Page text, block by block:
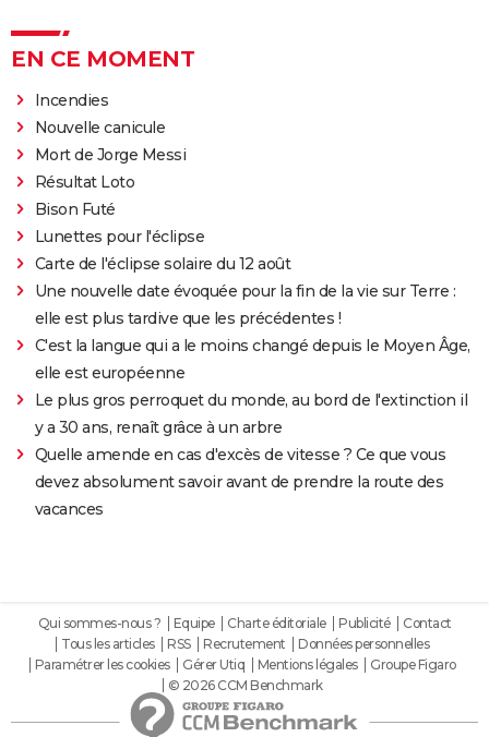
EN CE MOMENT
Incendies
Nouvelle canicule
Mort de Jorge Messi
Résultat Loto
Bison Futé
Lunettes pour l'éclipse
Carte de l'éclipse solaire du 12 août
Une nouvelle date évoquée pour la fin de la vie sur Terre :
elle est plus tardive que les précédentes !
C'est la langue qui a le moins changé depuis le Moyen Âge,
elle est européenne
Le plus gros perroquet du monde, au bord de l'extinction il
y a 30 ans, renaît grâce à un arbre
Quelle amende en cas d'excès de vitesse ? Ce que vous
devez absolument savoir avant de prendre la route des
vacances
Qui sommes-nous ? Equipe Charte éditoriale Publicité
Contact
Tous les articles
RSS Recrutement
Données personnelles
Paramétrer les cookies
Gérer Utiq Mentions légales
Groupe Figaro
© 2026 CCM Benchmark